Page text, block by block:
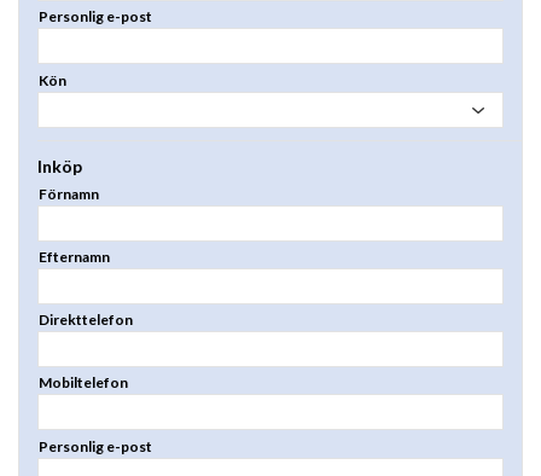
Personlig e-post
Kön
Inköp
Förnamn
Efternamn
Direkttelefon
Mobiltelefon
Personlig e-post